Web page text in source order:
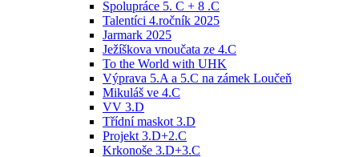
Spolupráce 5. C + 8 .C
Talentíci 4.ročník 2025
Jarmark 2025
Ježíškova vnoučata ze 4.C
To the World with UHK
Výprava 5.A a 5.C na zámek Loučeň
Mikuláš ve 4.C
VV 3.D
Třídní maskot 3.D
Projekt 3.D+2.C
Krkonoše 3.D+3.C